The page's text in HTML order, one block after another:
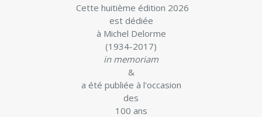
Cette huitième édition 2026
est dédiée
à Michel Delorme
(1934-2017)
in memoriam
&
a été publiée à l'occasion
des
100 ans